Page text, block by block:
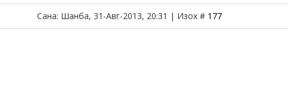
Сана: Шанба, 31-Авг-2013, 20:31 | Изох # 177